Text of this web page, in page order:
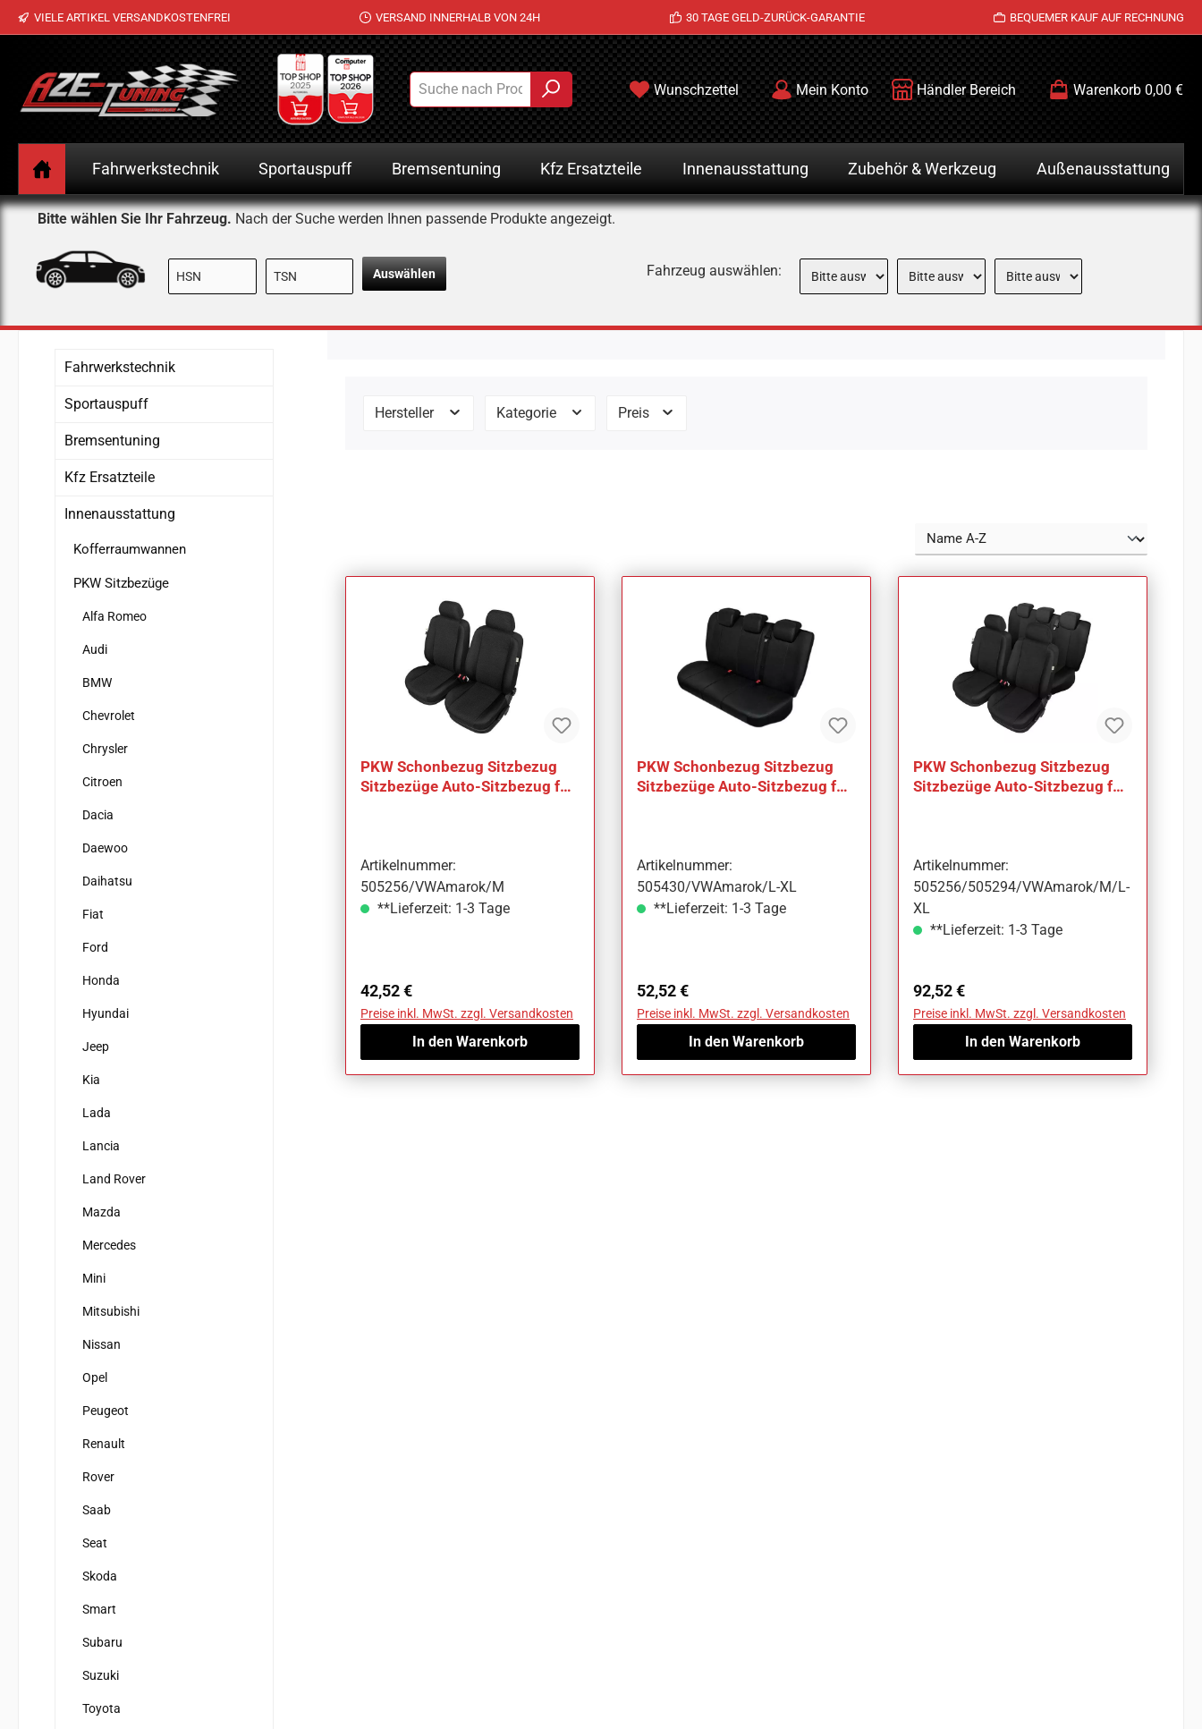
Hauptinhalt springen
Zur Suche springen
Zur Hauptnavigation springen
VIELE ARTIKEL VERSANDKOSTENFREI VERSAND INNERHALB VON 24H 30 TAGE GELD-ZURÜCK-GARANTIE BEQUEMER KAUF AUF RECHNUNG
Wunschzettel Mein Konto Händler Bereich Warenkorb 0,00 €
Fahrwerkstechnik Sportauspuff Bremsentuning Kfz Ersatzteile Innenausstattung Zubehör & Werkzeug Außenausstattung
Bitte wählen Sie Ihr Fahrzeug. Nach der Suche werden Ihnen passende Produkte angezeigt.
Auswählen Fahrzeug auswählen:
Fahrwerkstechnik
Sportauspuff
Bremsentuning
Kfz Ersatzteile
Innenausstattung
Kofferraumwannen
PKW Sitzbezüge
Alfa Romeo
Audi
BMW
Chevrolet
Chrysler
Citroen
Dacia
Daewoo
Daihatsu
Fiat
Ford
Honda
Hyundai
Jeep
Kia
Lada
Lancia
Land Rover
Mazda
Mercedes
Mini
Mitsubishi
Nissan
Opel
Peugeot
Renault
Rover
Saab
Seat
Skoda
Smart
Subaru
Suzuki
Toyota
Hersteller Kategorie Preis
PKW Schonbezug Sitzbezug
Sitzbezüge Auto-Sitzbezug für
Artikelnummer:
505256/VWAmarok/M
**Lieferzeit: 1-3 Tage
Regulärer Preis:
42,52 €
Preise inkl. MwSt. zzgl. Versandkosten
In den Warenkorb
PKW Schonbezug Sitzbezug
Sitzbezüge Auto-Sitzbezug für
Artikelnummer:
505430/VWAmarok/L-XL
**Lieferzeit: 1-3 Tage
Regulärer Preis:
52,52 €
Preise inkl. MwSt. zzgl. Versandkosten
In den Warenkorb
PKW Schonbezug Sitzbezug
Sitzbezüge Auto-Sitzbezug für
Artikelnummer:
505256/505294/VWAmarok/M/L-
XL
**Lieferzeit: 1-3 Tage
Regulärer Preis:
92,52 €
Preise inkl. MwSt. zzgl. Versandkosten
In den Warenkorb